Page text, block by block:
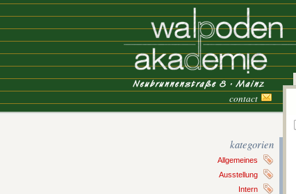
contact
kategorien
Allgemeines
Ausstellung
Intern